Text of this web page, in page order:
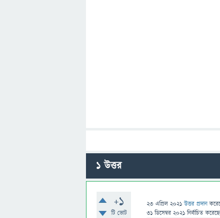
1উত্তর
+1
টি ভোট
23 এপ্রিল 2021 উত্তর প্রদান
31 ডিসেম্বর 2021 নির্বাচিত